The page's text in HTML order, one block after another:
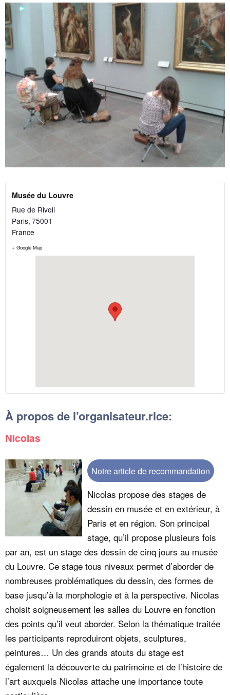
Musée du Louvre
Rue de Rivoli
Paris, 75001
France
+ Google Map
À propos de l’organisateur.rice:
Nicolas
Notre article de recommandation
Nicolas propose des stages de
dessin en musée et en extérieur, à
Paris et en région. Son principal
stage, qu’il propose plusieurs fois
par an, est un stage des dessin de cinq jours au musée
du Louvre. Ce stage tous niveaux permet d’aborder de
nombreuses problématiques du dessin, des formes de
base jusqu’à la morphologie et à la perspective. Nicolas
choisit soigneusement les salles du Louvre en fonction
des points qu’il veut aborder. Selon la thématique traitée
les participants reproduiront objets, sculptures,
peintures… Un des grands atouts du stage est
également la découverte du patrimoine et de l’histoire de
l’art auxquels Nicolas attache une importance toute